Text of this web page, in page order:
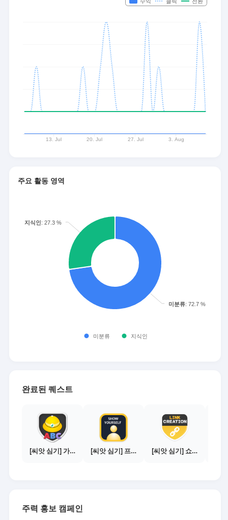
주요 활동 영역
완료된 퀘스트
[씨앗 심기] 가이드보기 - 매체별 활동 가이드 [씨앗 심기] 프로필 사진 등록하기 [씨앗 심기] 쇼핑몰 링크 발급하기 - 제휴몰 10곳
주력 홍보 캠페인